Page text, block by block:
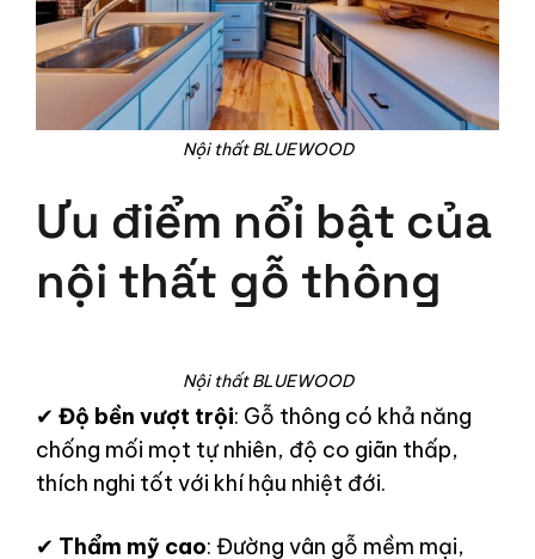
Nội thất BLUEWOOD
Ưu điểm nổi bật của
nội thất gỗ thông
Nội thất BLUEWOOD
✔ Độ bền vượt trội: Gỗ thông có khả năng
chống mối mọt tự nhiên, độ co giãn thấp,
thích nghi tốt với khí hậu nhiệt đới.
✔ Thẩm mỹ cao: Đường vân gỗ mềm mại,